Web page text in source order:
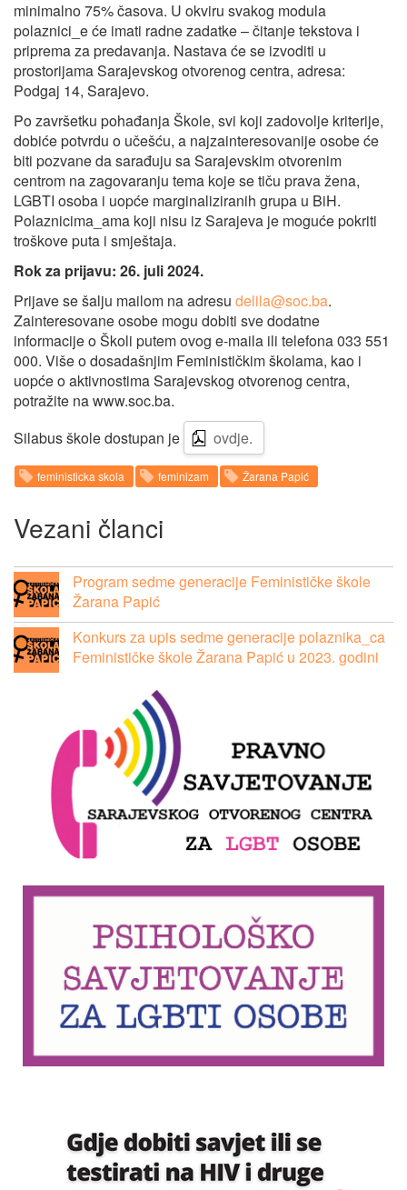
minimalno 75% časova. U okviru svakog modula
polaznici_e će imati radne zadatke – čitanje tekstova i
priprema za predavanja. Nastava će se izvoditi u
prostorijama Sarajevskog otvorenog centra, adresa:
Podgaj 14, Sarajevo.
Po završetku pohađanja Škole, svi koji zadovolje kriterije,
dobiće potvrdu o učešću, a najzainteresovanije osobe će
biti pozvane da sarađuju sa Sarajevskim otvorenim
centrom na zagovaranju tema koje se tiču prava žena,
LGBTI osoba i uopće marginaliziranih grupa u BiH.
Polaznicima_ama koji nisu iz Sarajeva je moguće pokriti
troškove puta i smještaja.
Rok za prijavu: 26. juli 2024.
Prijave se šalju mailom na adresu delila@soc.ba.
Zainteresovane osobe mogu dobiti sve dodatne
informacije o Školi putem ovog e-maila ili telefona 033 551
000. Više o dosadašnjim Feminističkim školama, kao i
uopće o aktivnostima Sarajevskog otvorenog centra,
potražite na www.soc.ba.
Silabus škole dostupan je
ovdje.
feministicka skola feminizam Žarana Papić
Vezani članci
Program sedme generacije Feminističke škole
Žarana Papić
Konkurs za upis sedme generacije polaznika_ca
Feminističke škole Žarana Papić u 2023. godini